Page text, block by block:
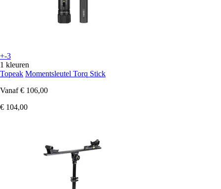
+-3
1 kleuren
Topeak Momentsleutel Torq Stick
Vanaf € 106,00
€ 104,00